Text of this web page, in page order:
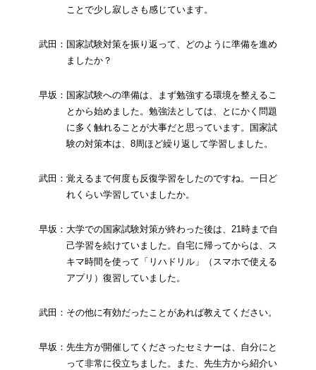
ことで少し寂しさも感じています。
武田：国家試験対策を振り返って、どのように準備を進め
ましたか？
早坂：国家試験への準備は、まず勉強する環境を整えるこ
とから始めました。勉強法としては、とにかく問題
に多く触れることが大事だと思っています。国家試
験の対策本は、8周ほど繰り返して学習しました。
武田：覚えるまで何度も反復学習をしたのですね。一日ど
れくらい学習していましたか。
早坂：大学での国家試験対策が終わった後は、21時まで自
己学習を続けていました。自宅に帰ってからは、ス
キマ時間を使って「リハドリル」（スマホで使える
アプリ）復習していました。
武田：その他に有効だったことがあれば教えてください。
早坂：先生方が開催してくださったセミナーは、自分にと
って非常に役立ちました。また、先生方から紹介い